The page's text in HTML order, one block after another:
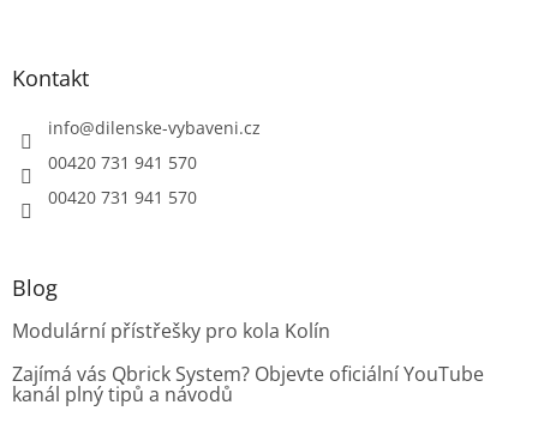
Kontakt
info@dilenske-vybaveni.cz
00420 731 941 570
00420 731 941 570
Blog
Modulární přístřešky pro kola Kolín
Zajímá vás Qbrick System? Objevte oficiální YouTube
kanál plný tipů a návodů